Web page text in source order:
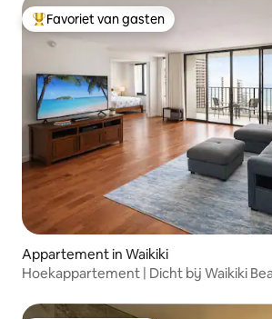
Topfavoriet van gasten
Favoriet van gasten
Appartement in Waikiki
Hoekappartement | Dicht bij Waikiki